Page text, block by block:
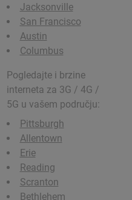
Jacksonville
San Francisco
Austin
Columbus
Pogledajte i brzine
interneta za 3G / 4G /
5G u vašem području:
Pittsburgh
Allentown
Erie
Reading
Scranton
Bethlehem